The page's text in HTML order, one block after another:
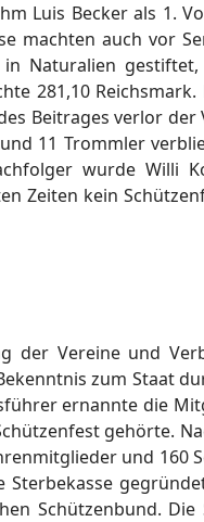
Luis Becker als 1.
machten auch vor
Naturalien
281,10
Beitrages verlor der
11 Trommler
wurde Willi
Zeiten kein
der Vereine und
zum Staat
ernannte die
gehörte.
und 160
Schützenbund.